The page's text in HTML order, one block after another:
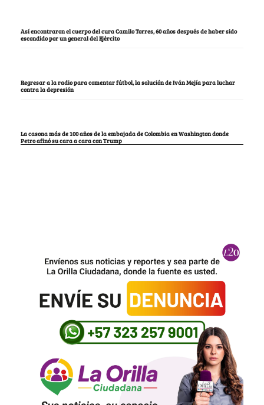
Así encontraron el cuerpo del cura Camilo Torres, 60 años después de haber sido
escondido por un general del Ejército
Regresar a la radio para comentar fútbol, la solución de Iván Mejía para luchar
contra la depresión
La casona más de 100 años de la embajada de Colombia en Washington donde
Petro afinó su cara a cara con Trump